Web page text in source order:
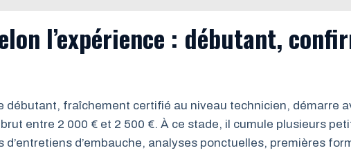
l’expérience : débutant,
débutant, fraîchement certifié au niveau technicien, démarre
entre 2 000 € et 2 500 €. À ce stade, il cumule plusieurs
d’entretiens d’embauche, analyses ponctuelles, premières